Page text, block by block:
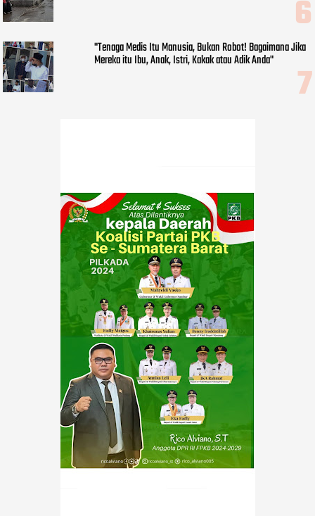
"Tenaga Medis Itu Manusia, Bukan Robot! Bagaimana Jika
Mereka itu Ibu, Anak, Istri, Kakak atau Adik Anda"